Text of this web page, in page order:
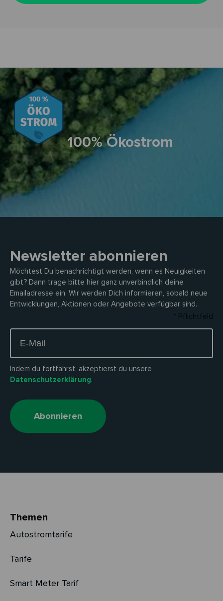
100% Ökostrom
Newsletter abonnieren
Möchtest Du benachrichtigt werden, wenn es Neuigkeiten
gibt? Dann trage bitte hier ganz unverbindlich deine
Emailadresse ein. Wir werden Dich informieren, sobald neue
Entwicklungen, Aktionen oder Angebote verfügbar sind.
* Pflichtfeld
Indem du fortfährst, akzeptierst du unsere
Datenschutzerklärung.
Abonnieren
Themen
Autostromtarife
Tarife
Smart Meter Tarif